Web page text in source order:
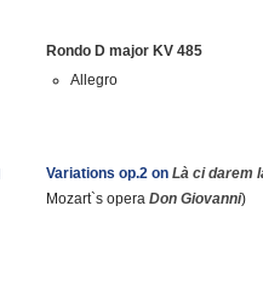
Rondo D major KV 485
Allegro
Variations op.2 on Là ci darem
Mozart`s opera Don Giovanni)